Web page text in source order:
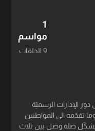
1
مواسم
9 الحلقات
الإدارات الرسميّة
تقدّمه الى المواطنين
يشكّل صلة وصل بين ثلاث